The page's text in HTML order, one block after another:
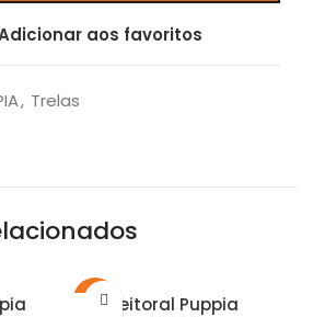
aos favoritos
, Trelas
-19%
Peitoral Puppia